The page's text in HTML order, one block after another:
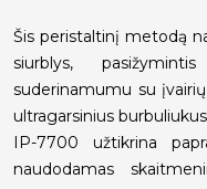
Šis peristaltinį metodą
siurblys,
suderinamumu su
ultragarsinius
IP-7700 užtikrina
naudodamas